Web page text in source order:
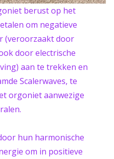
berust op het
om negatieve
(veroorzaakt door
door electrische
aan te trekken en
Scalerwaves, te
orgoniet aanwezige
hun harmonische
om in positieve